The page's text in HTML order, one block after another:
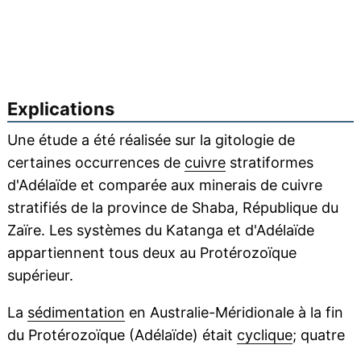
Explications
Une étude a été réalisée sur la gitologie de
certaines occurrences de cuivrestratiformes
d'Adélaïde et comparée aux minerais de cuivre
stratifiés de la province de Shaba, République du
Zaïre. Les systèmes du Katanga et d'Adélaïde
appartiennent tous deux au Protérozoïque
supérieur.
La sédimentation en Australie-Méridionale à la fin
du Protérozoïque (Adélaïde) était cyclique; quatre